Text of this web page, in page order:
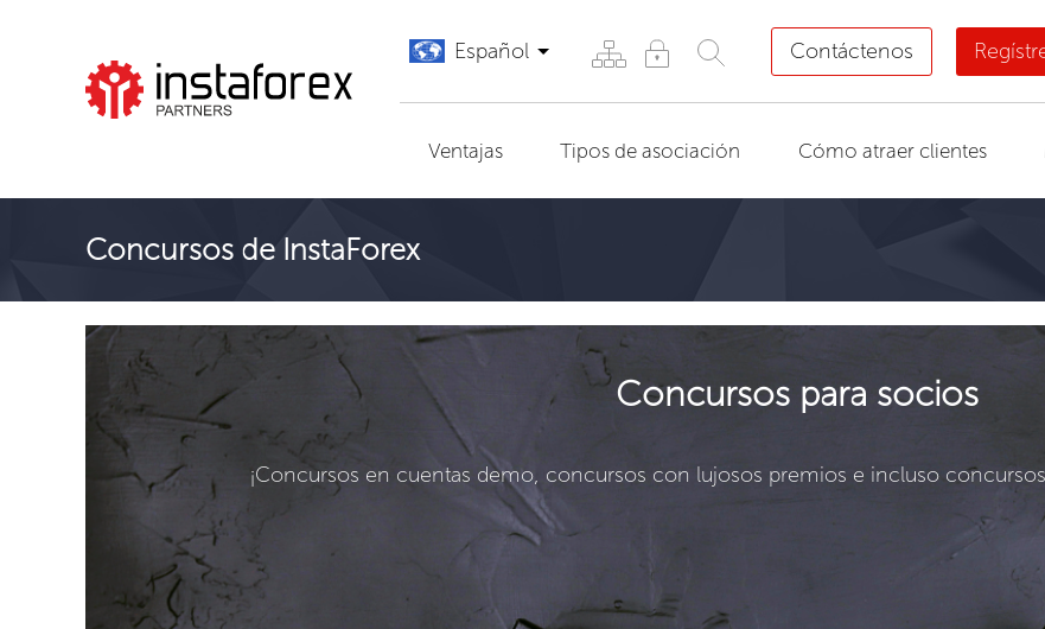
Español Contáctenos
Ventajas Tipos de asociación Cómo atraer clientes
Concursos de InstaForex
Concursos para socios
¡Concursos en cuentas demo, concursos con lujosos premios e incluso